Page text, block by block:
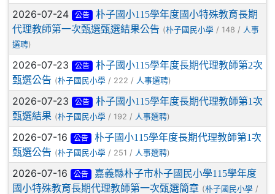
2026-07-24 公告
朴子國小115學年度國小特殊教育長期
代理教師第一次甄選甄選結果公告 (朴子國民小學 / 148 / 人事
選聘)
2026-07-23 公告
朴子國小115學年度長期代理教師第2次
甄選公告 (朴子國民小學 / 222 / 人事選聘)
2026-07-23 公告
朴子國小115學年度長期代理教師第1次
甄選結果 (朴子國民小學 / 192 / 人事選聘)
2026-07-16 公告
朴子國小115學年度長期代理教師第1次
甄選公告 (朴子國民小學 / 251 / 人事選聘)
2026-07-16 公告
嘉義縣朴子市朴子國民小學115學年度
國小特殊教育長期代理教師第一次甄選簡章 (朴子國民小學 /